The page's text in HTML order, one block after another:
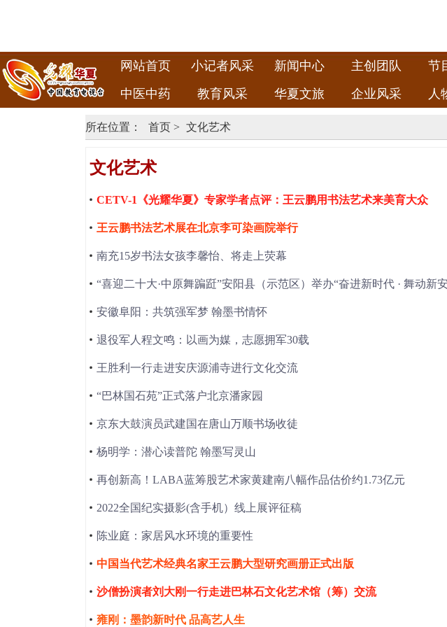
网站首页 小记者风采 新闻中心 主创团队 节
中医中药
教育风采 华夏文旅 企业风采 人
所在位置： 首页 > 文化艺术
文化艺术
CETV-1《光耀华夏》专家学者点评：王云鹏用书法艺术来美育大众
王云鹏书法艺术展在北京李可染画院举行
南充15岁书法女孩李馨怡、将走上荧幕
安徽阜阳：共筑强军梦 翰墨书情怀
退役军人程文鸣：以画为媒，志愿拥军30载
王胜利一行走进安庆源浦寺进行文化交流
“巴林国石苑”正式落户北京潘家园
京东大鼓演员武建国在唐山万顺书场收徒
杨明学：潜心读普陀 翰墨写灵山
再创新高！LABA蓝筹股艺术家黄建南八幅作品估价约1.73亿元
2022全国纪实摄影(含手机）线上展评征稿
陈业庭：家居风水环境的重要性
中国当代艺术经典名家王云鹏大型研究画册正式出版
沙僧扮演者刘大刚一行走进巴林石文化艺术馆（筹）交流
雍刚：墨韵新时代 品高艺人生